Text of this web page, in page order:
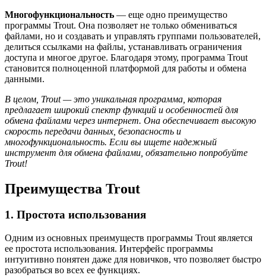
Многофункциональность — еще одно преимущество
программы Trout. Она позволяет не только обмениваться
файлами, но и создавать и управлять группами пользователей,
делиться ссылками на файлы, устанавливать ограничения
доступа и многое другое. Благодаря этому, программа Trout
становится полноценной платформой для работы и обмена
данными.
В целом, Trout — это уникальная программа, которая
предлагает широкий спектр функций и особенностей для
обмена файлами через интернет. Она обеспечивает высокую
скорость передачи данных, безопасность и
многофункциональность. Если вы ищете надежный
инструмент для обмена файлами, обязательно попробуйте
Trout!
Преимущества Trout
1. Простота использования
Одним из основных преимуществ программы Trout является
ее простота использования. Интерфейс программы
интуитивно понятен даже для новичков, что позволяет быстро
разобраться во всех ее функциях.